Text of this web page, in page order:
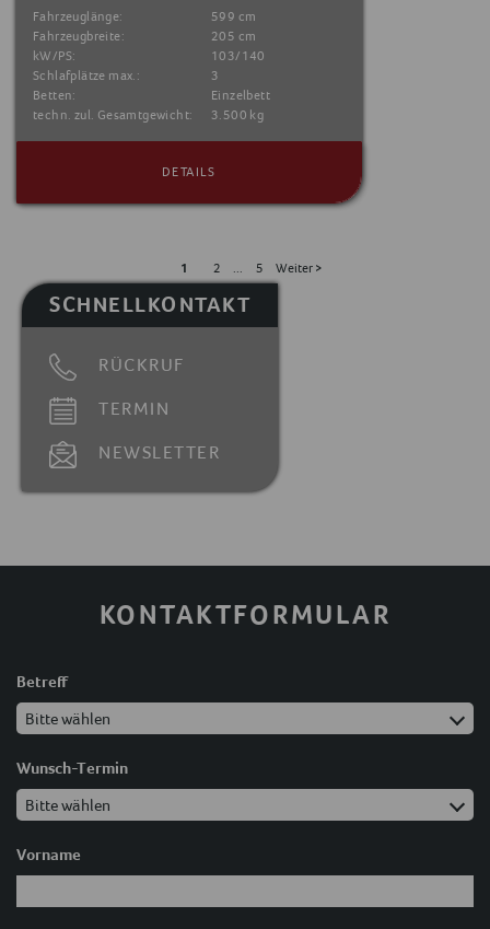
Fahrzeuglänge:
599 cm
Fahrzeugbreite:
205 cm
kW/PS:
103/140
Schlafplätze max.:
3
Betten:
Einzelbett
techn. zul. Gesamtgewicht:
3.500 kg
DETAILS
1 2 ... 5 Weiter >
SCHNELLKONTAKT
RÜCKRUF
TERMIN
NEWSLETTER
KONTAKTFORMULAR
Betreff
Wunsch-Termin
Vorname